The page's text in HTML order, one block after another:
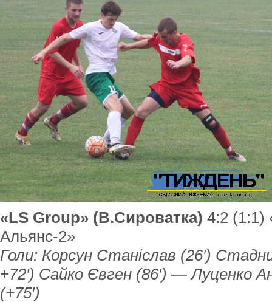
«LS Group» (В.Сироватка) 4:2
Альянс-2»
Голи: Корсун Станіслав (26′)
+72′) Сайко Євген (86′) — Луценко
(+75′)